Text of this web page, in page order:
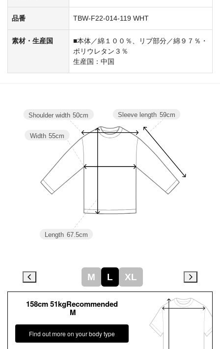
品番 TBW-F22-014-119 WHT
素材・生産国
■本体／綿１００％、リブ部分／綿９７％・
ポリウレタン３％
生産国：中国
158cm 51kgRecommended
M
Find out more on your body type
Sleeve length 59cm
Length 67.5cm
Width 55cm
Shoulder width 50cm
M L XL